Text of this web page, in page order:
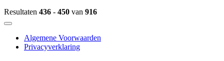
Resultaten 436 - 450 van 916
Algemene Voorwaarden
Privacyverklaring